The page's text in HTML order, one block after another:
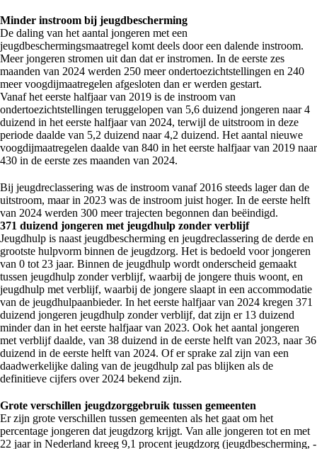
Minder instroom bij jeugdbescherming
De daling van het aantal jongeren met een
jeugdbeschermingsmaatregel komt deels door een dalende instroom.
Meer jongeren stromen uit dan dat er instromen. In de eerste zes
maanden van 2024 werden 250 meer ondertoezichtstellingen en 240
meer voogdijmaatregelen afgesloten dan er werden gestart.
Vanaf het eerste halfjaar van 2019 is de instroom van
ondertoezichtstellingen teruggelopen van 5,6 duizend jongeren naar 4
duizend in het eerste halfjaar van 2024, terwijl de uitstroom in deze
periode daalde van 5,2 duizend naar 4,2 duizend. Het aantal nieuwe
voogdijmaatregelen daalde van 840 in het eerste halfjaar van 2019 naar
430 in de eerste zes maanden van 2024.
Bij jeugdreclassering was de instroom vanaf 2016 steeds lager dan de
uitstroom, maar in 2023 was de instroom juist hoger. In de eerste helft
van 2024 werden 300 meer trajecten begonnen dan beëindigd.
371 duizend jongeren met jeugdhulp zonder verblijf
Jeugdhulp is naast jeugdbescherming en jeugdreclassering de derde en
grootste hulpvorm binnen de jeugdzorg. Het is bedoeld voor jongeren
van 0 tot 23 jaar. Binnen de jeugdhulp wordt onderscheid gemaakt
tussen jeugdhulp zonder verblijf, waarbij de jongere thuis woont, en
jeugdhulp met verblijf, waarbij de jongere slaapt in een accommodatie
van de jeugdhulpaanbieder. In het eerste halfjaar van 2024 kregen 371
duizend jongeren jeugdhulp zonder verblijf, dat zijn er 13 duizend
minder dan in het eerste halfjaar van 2023. Ook het aantal jongeren
met verblijf daalde, van 38 duizend in de eerste helft van 2023, naar 36
duizend in de eerste helft van 2024. Of er sprake zal zijn van een
daadwerkelijke daling van de jeugdhulp zal pas blijken als de
definitieve cijfers over 2024 bekend zijn.
Grote verschillen jeugdzorggebruik tussen gemeenten
Er zijn grote verschillen tussen gemeenten als het gaat om het
percentage jongeren dat jeugdzorg krijgt. Van alle jongeren tot en met
22 jaar in Nederland kreeg 9,1 procent jeugdzorg (jeugdbescherming, -